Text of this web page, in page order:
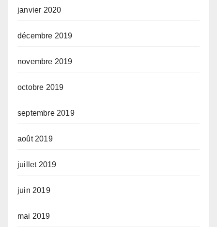
janvier 2020
décembre 2019
novembre 2019
octobre 2019
septembre 2019
août 2019
juillet 2019
juin 2019
mai 2019